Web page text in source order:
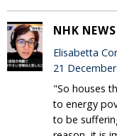
NHK
Elisabetta
21
"So houses
to energy
to be